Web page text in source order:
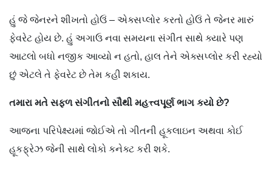
હું જે જેનરને શીખતો હોઉં – એક્સપ્લોર કરતો હોઉં તે જેનર મારું
ફેવરેટ હોય છે. હું અગાઉ નવા સમયના સંગીત સાથે ક્યારે પણ
આટલો બધો નજીક આવ્યો ન હતો, હાલ તેને એક્સપ્લોર કરી રહ્યો
છું એટલે તે ફેવરેટ છે તેમ કહી શકાય.
તમારા મતે સફળ સંગીતનો સૌથી મહત્ત્વપૂર્ણ ભાગ કયો છે?
આજના પરિપેક્ષ્યમાં જોઈએ તો ગીતની હૂકલાઇન અથવા કોઈ
હૂકફ્રેઝ જેની સાથે લોકો કનેક્ટ કરી શકે.